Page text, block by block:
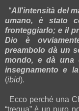
“All'intensità del
umano, è stato
fronteggiarlo; e il
Dio è
preambolo dà un
mondo, e dà una
insegnamento e
(ibid).
Ecco perché una